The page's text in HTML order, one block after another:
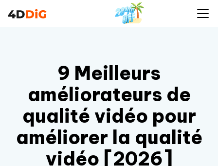
9 Meilleurs
améliorateurs de
qualité vidéo pour
améliorer la qualité
vidéo [2026]